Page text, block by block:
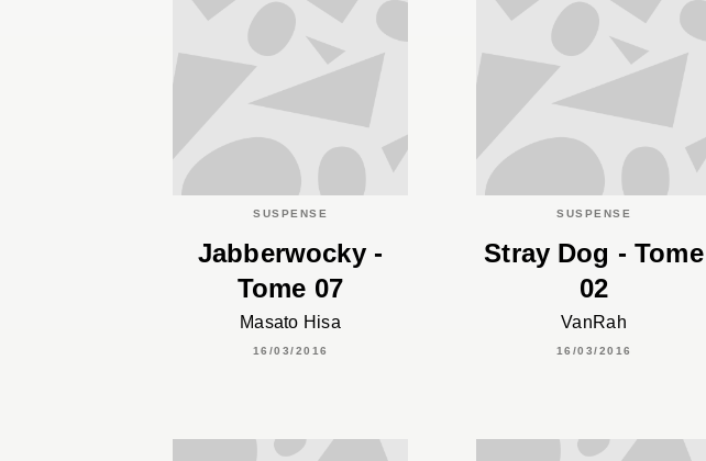
SUSPENSE
Jabberwocky -
Tome 07
Masato Hisa
16/03/2016
SUSPENSE
Stray Dog - Tome
02
VanRah
16/03/2016